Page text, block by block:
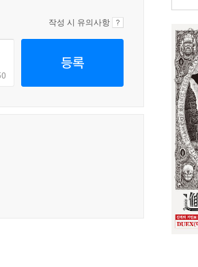
작성 시 유의사항
등록